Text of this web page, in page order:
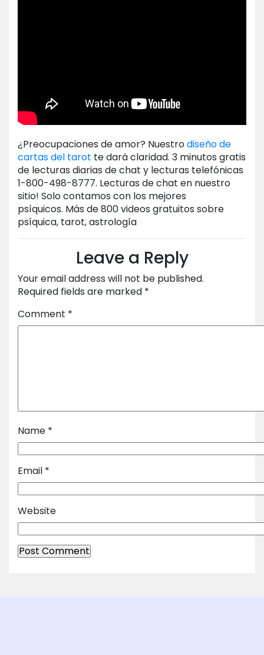
¿Preocupaciones de amor? Nuestrodiseño de
cartas del tarot te dará claridad. 3 minutos gratis
de lecturas diarias de chat y lecturas telefónicas
1-800-498-8777. Lecturas de chat en nuestro
sitio! Solo contamos con los mejores
psíquicos. Más de 800 videos gratuitos sobre
psíquica, tarot, astrología
Leave a Reply
Your email address will not be published.
Required fields are marked *
Comment *
Name *
Email *
Website